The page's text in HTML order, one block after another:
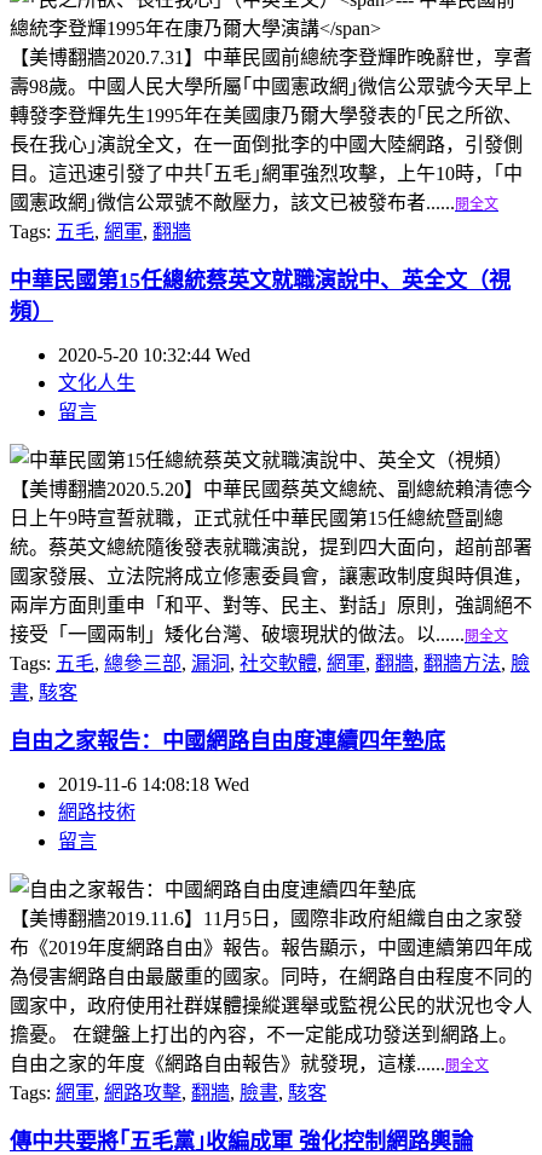
【美博翻牆2020.7.31】中華民國前總統李登輝昨晚辭世，享耆
壽98歲。中國人民大學所屬｢中國憲政網｣微信公眾號今天早上
轉發李登輝先生1995年在美國康乃爾大學發表的｢民之所欲、
長在我心｣演說全文，在一面倒批李的中國大陸網路，引發側
目。這迅速引發了中共｢五毛｣網軍強烈攻擊，上午10時，｢中
國憲政網｣微信公眾號不敵壓力，該文已被發布者...... 閱全文
Tags: 五毛, 網軍, 翻牆
中華民國第15任總統蔡英文就職演說中、英全文（視
頻）
2020-5-20 10:32:44 Wed
文化人生
留言
【美博翻牆2020.5.20】中華民國蔡英文總統、副總統賴清德今
日上午9時宣誓就職，正式就任中華民國第15任總統暨副總
統。蔡英文總統隨後發表就職演說，提到四大面向，超前部署
國家發展、立法院將成立修憲委員會，讓憲政制度與時俱進，
兩岸方面則重申「和平、對等、民主、對話」原則，強調絕不
接受「一國兩制」矮化台灣、破壞現狀的做法。以...... 閱全文
Tags: 五毛, 總參三部, 漏洞 , 社交軟體, 網軍, 翻牆, 翻牆方法, 臉
書, 駭客
自由之家報告：中國網路自由度連續四年墊底
2019-11-6 14:08:18 Wed
網路技術
留言
【美博翻牆2019.11.6】11月5日，國際非政府組織自由之家發
布《2019年度網路自由》報告。報告顯示，中國連續第四年成
為侵害網路自由最嚴重的國家。同時，在網路自由程度不同的
國家中，政府使用社群媒體操縱選舉或監視公民的狀況也令人
擔憂。 在鍵盤上打出的內容，不一定能成功發送到網路上。
自由之家的年度《網路自由報告》就發現，這樣...... 閱全文
Tags: 網軍, 網路攻擊, 翻牆, 臉書, 駭客
傳中共要將｢五毛黨｣收編成軍 強化控制網路輿論